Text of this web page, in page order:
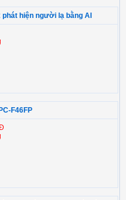
phát hiện người lạ bằng AI
F46FP